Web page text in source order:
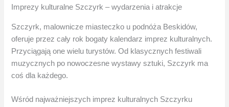
Imprezy kulturalne Szczyrk – wydarzenia i atrakcje
Szczyrk, malownicze miasteczko u podnóża Beskidów,
oferuje przez cały rok bogaty kalendarz imprez kulturalnych.
Przyciągają one wielu turystów. Od klasycznych festiwali
muzycznych po nowoczesne wystawy sztuki, Szczyrk ma
coś dla każdego.
Wśród najważniejszych imprez kulturalnych Szczyrku